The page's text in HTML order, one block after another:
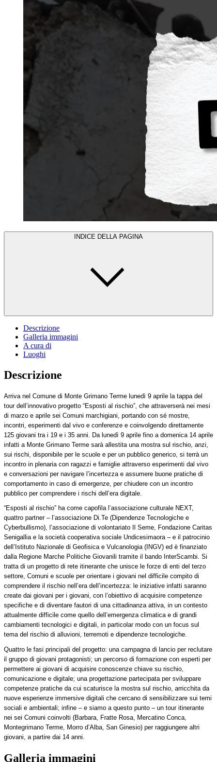
INDICE DELLA PAGINA
Descrizione
Galleria immagini
A cura di
Luoghi
Descrizione
Arriva nel Comune di Monte Grimano Terme lunedì 9 aprile la tappa del
tour dell’innovativo progetto “Esposti al rischio”, che attraverserà nei mesi
di marzo e aprile sei Comuni marchigiani, portando con sé mostre,
incontri, esperimenti dal vivo e conferenze e coinvolgendo direttamente
125 giovani tra i 19 e i 35 anni. Da lunedì 9 aprile fino a domenica 14 aprile
infatti a Monte Grimano Terme sarà allestita una mostra sul rischio, anzi,
sui rischi, disponibile per le scuole e per un pubblico generico, si terrà un
incontro in plenaria con ragazzi e famiglie attraverso esperimenti dal vivo
e conversazioni per navigare l’incertezza e assumere buone pratiche di
comportamento in caso di emergenze, per chiudere con un incontro
pubblico per comprendere i rischi dell’era digitale.
“Esposti al rischio” ha come capofila l’associazione culturale NEXT,
quattro partner – l’associazione Di.Te (Dipendenze Tecnologiche e
Cyberbullismo), l’associazione di volontariato Il Seme, Fondazione Caritas
Senigallia e la società cooperativa sociale Undicesimaora – e il patrocinio
dell’Istituto Nazionale di Geofisica e Vulcanologia (INGV) ed è finanziato
dalla Regione Marche Politiche Giovanili tramite il bando InterScambi. Si
tratta di un progetto di rete itinerante che unisce le forze di enti del terzo
settore, Comuni e scuole per orientare i giovani nel difficile compito di
comprendere il rischio nell’era dell’incertezza: le iniziative infatti saranno
create dai giovani per i giovani, con l’obiettivo di acquisire competenze
specifiche e di diventare fautori di una cittadinanza attiva, in un contesto
attualmente difficile come quello dell’emergenza climatica e di grandi
cambiamenti tecnologici e digitali, in particolar modo con un focus sul
tema del rischio di alluvioni, terremoti e dipendenze tecnologiche.
Quattro le fasi principali del progetto: una campagna di lancio per reclutare
il gruppo di giovani protagonisti; un percorso di formazione con esperti per
permettere ai giovani di acquisire conoscenze chiave su rischio,
comunicazione e digitale; una progettazione partecipata per sviluppare
competenze pratiche da cui scaturisce la mostra sul rischio, arricchita da
nuove esperienze immersive digitali che cercano di sensibilizzare sui temi
sociali e ambientali; infine – e siamo a questo punto – un tour itinerante
nei sei Comuni coinvolti (Barbara, Fratte Rosa, Mercatino Conca,
Montegrimano Terme, Morro d’Alba, San Ginesio) per raggiungere altri
giovani, a partire dai 14 anni.
Galleria immagini